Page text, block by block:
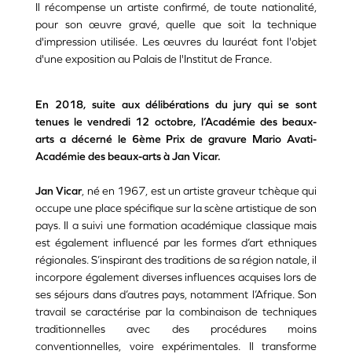
Il récompense un artiste confirmé, de toute nationalité,
pour son œuvre gravé, quelle que soit la technique
d'impression utilisée. Les œuvres du lauréat font l'objet
d'une exposition au Palais de l'Institut de France.
En 2018, suite aux délibérations du jury qui se sont
tenues le vendredi 12 octobre, l’Académie des beaux-
arts a décerné le 6ème Prix de gravure Mario Avati-
Académie des beaux-arts à Jan Vicar.
Jan Vicar, né en 1967, est un artiste graveur tchèque qui
occupe une place spécifique sur la scène artistique de son
pays. Il a suivi une formation académique classique mais
est également influencé par les formes d’art ethniques
régionales. S’inspirant des traditions de sa région natale, il
incorpore également diverses influences acquises lors de
ses séjours dans d’autres pays, notamment l’Afrique. Son
travail se caractérise par la combinaison de techniques
traditionnelles avec des procédures moins
conventionnelles, voire expérimentales. Il transforme